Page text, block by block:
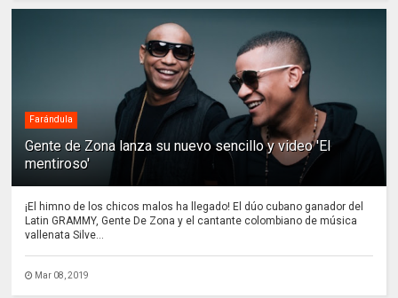
Farándula
Gente de Zona lanza su nuevo sencillo y video 'El
mentiroso'
¡El himno de los chicos malos ha llegado! El dúo cubano ganador del
Latin GRAMMY, Gente De Zona y el cantante colombiano de música
vallenata Silve...
Mar 08, 2019